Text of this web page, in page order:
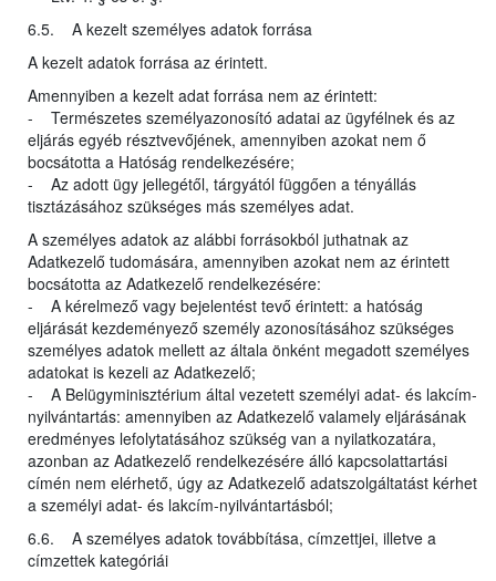
6.5. A kezelt személyes adatok forrása
A kezelt adatok forrása az érintett.
Amennyiben a kezelt adat forrása nem az érintett:
- Természetes személyazonosító adatai az ügyfélnek és az
eljárás egyéb résztvevőjének, amennyiben azokat nem ő
bocsátotta a Hatóság rendelkezésére;
- Az adott ügy jellegétől, tárgyától függően a tényállás
tisztázásához szükséges más személyes adat.
A személyes adatok az alábbi forrásokból juthatnak az
Adatkezelő tudomására, amennyiben azokat nem az érintett
bocsátotta az Adatkezelő rendelkezésére:
- A kérelmező vagy bejelentést tevő érintett: a hatóság
eljárását kezdeményező személy azonosításához szükséges
személyes adatok mellett az általa önként megadott személyes
adatokat is kezeli az Adatkezelő;
- A Belügyminisztérium által vezetett személyi adat- és lakcím-
nyilvántartás: amennyiben az Adatkezelő valamely eljárásának
eredményes lefolytatásához szükség van a nyilatkozatára,
azonban az Adatkezelő rendelkezésére álló kapcsolattartási
címén nem elérhető, úgy az Adatkezelő adatszolgáltatást kérhet
a személyi adat- és lakcím-nyilvántartásból;
6.6. A személyes adatok továbbítása, címzettjei, illetve a
címzettek kategóriái